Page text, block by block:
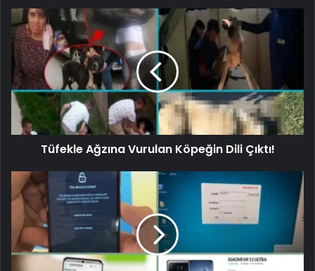
Tüfekle Ağzına Vurulan Köpeğin Dili Çıktı!